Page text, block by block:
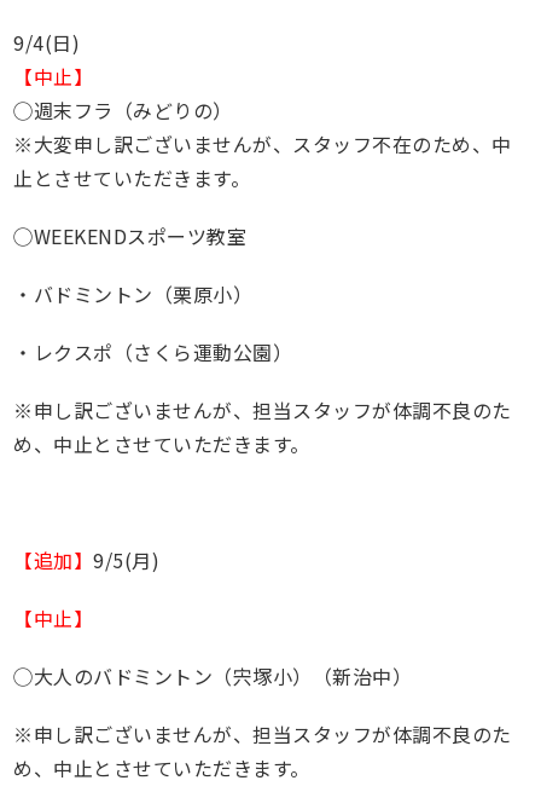
9/4(日)
【中止】
◯週末フラ（みどりの）
※大変申し訳ございませんが、スタッフ不在のため、中
止とさせていただきます。
◯WEEKENDスポーツ教室
・バドミントン（栗原小）
・レクスポ（さくら運動公園）
※申し訳ございませんが、担当スタッフが体調不良のた
め、中止とさせていただきます。
【追加】9/5(月)
【中止】
◯大人のバドミントン（宍塚小）（新治中）
※申し訳ございませんが、担当スタッフが体調不良のた
め、中止とさせていただきます。